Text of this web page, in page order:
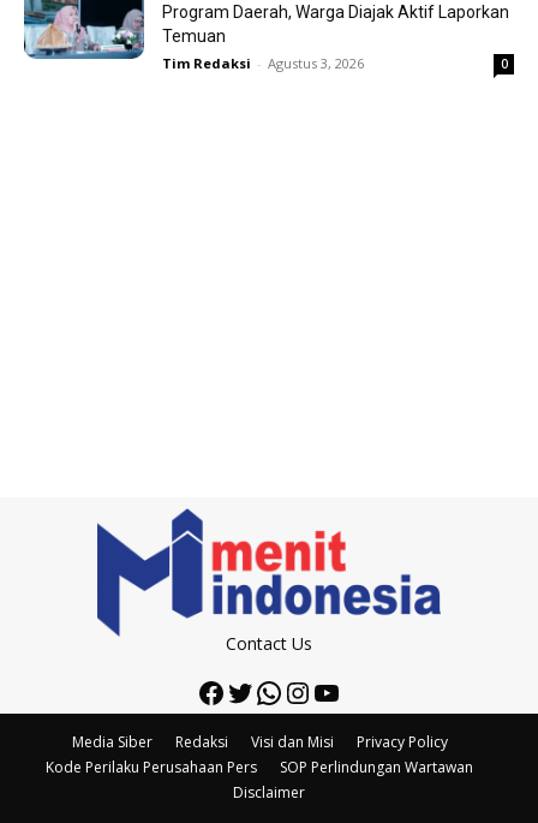
Program Daerah, Warga Diajak Aktif Laporkan
Temuan
Tim Redaksi - Agustus 3, 2026 0
Contact Us
Facebook
Twitter
WhatsApp
Instagram
YouTube
Media Siber Redaksi Visi dan Misi
Privacy Policy
Kode Perilaku Perusahaan Pers
SOP Perlindungan Wartawan
Disclaimer